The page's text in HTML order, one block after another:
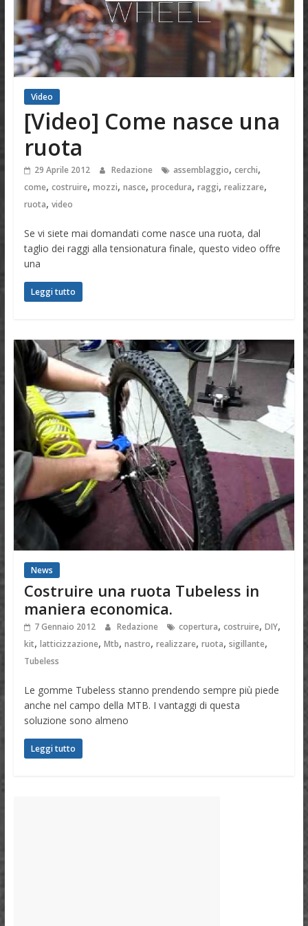
Video
[Video] Come nasce una
ruota
29 Aprile 2012 Redazione assemblaggio, cerchi,
come, costruire, mozzi, nasce, procedura, raggi, realizzare,
ruota, video
Se vi siete mai domandati come nasce una ruota, dal
taglio dei raggi alla tensionatura finale, questo video offre
una
Leggi tutto
News
Costruire una ruota Tubeless in
maniera economica.
7 Gennaio 2012 Redazione copertura, costruire, DIY,
kit, latticizzazione, Mtb, nastro, realizzare, ruota, sigillante,
Tubeless
Le gomme Tubeless stanno prendendo sempre più piede
anche nel campo della MTB. I vantaggi di questa
soluzione sono almeno
Leggi tutto